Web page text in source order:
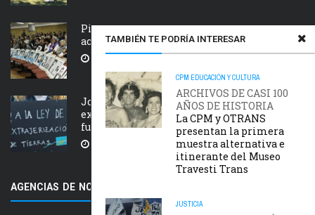
TAMBIÉN TE PODRÍA INTERESAR
CPM EDUCACIÓN Y CULTURA
ARCHIVOS DE CASI 100
AÑOS DE HISTORIA
La CPM y OTRANS
presentan la primera
muestra alternativa e
itinerante del Museo
Travesti Trans
JUSTICIA
Piden que el Tribunal Federal 2 de Rosario
acelere el juicio Saint Amant IV
Jornada nacional en rechazo a la
extranjerización de tierras, manejo del
fuego y desalojos
AGENCIAS DE NOTICIAS AMIGAS